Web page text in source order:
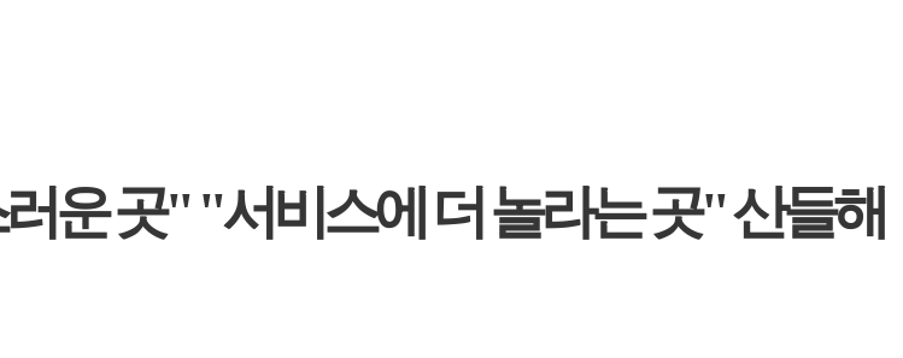
운 곳" "서비스에 더 놀라는 곳" 산들해